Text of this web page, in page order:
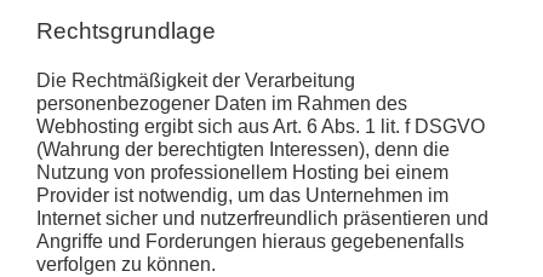
Rechtsgrundlage
Die Rechtmäßigkeit der Verarbeitung
personenbezogener Daten im Rahmen des
Webhosting ergibt sich aus Art. 6 Abs. 1 lit. f DSGVO
(Wahrung der berechtigten Interessen), denn die
Nutzung von professionellem Hosting bei einem
Provider ist notwendig, um das Unternehmen im
Internet sicher und nutzerfreundlich präsentieren und
Angriffe und Forderungen hieraus gegebenenfalls
verfolgen zu können.